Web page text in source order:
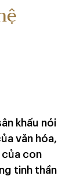
khấu nói
văn hóa,
của con
tinh thần